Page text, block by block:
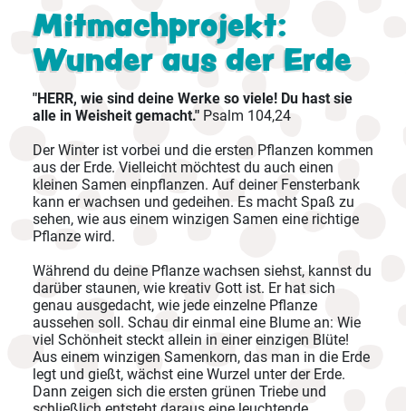
Abenteuer
Mitmachprojekt:
Wunder aus der Erde
"HERR, wie sind deine Werke so viele! Du hast sie
alle in Weisheit gemacht." Psalm 104,24
Der Winter ist vorbei und die ersten Pflanzen kommen
aus der Erde. Vielleicht möchtest du auch einen
kleinen Samen einpflanzen. Auf deiner Fensterbank
kann er wachsen und gedeihen. Es macht Spaß zu
sehen, wie aus einem winzigen Samen eine richtige
Pflanze wird.
Während du deine Pflanze wachsen siehst, kannst du
darüber staunen, wie kreativ Gott ist. Er hat sich
genau ausgedacht, wie jede einzelne Pflanze
aussehen soll. Schau dir einmal eine Blume an: Wie
viel Schönheit steckt allein in einer einzigen Blüte!
Aus einem winzigen Samenkorn, das man in die Erde
legt und gießt, wächst eine Wurzel unter der Erde.
Dann zeigen sich die ersten grünen Triebe und